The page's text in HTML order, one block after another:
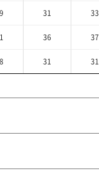
31 33
36 37
31 31